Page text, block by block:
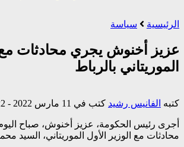
الرئيسية سياسة
عزيز أخنوش يجري محادثات مع
الموريتاني بالرباط
كتبه الفانيس رشيد كتب في 11 مارس 2022 - 12:22 م
أجرى رئيس الحكومة، عزيز أخنوش، صباح اليوم
محادثات مع الوزير الأول الموريتاني، السيد